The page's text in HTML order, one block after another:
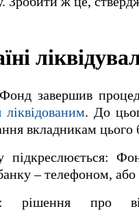
завершив
ліквідованим. До
вкладникам цього
банку – телефоном,
рішення про